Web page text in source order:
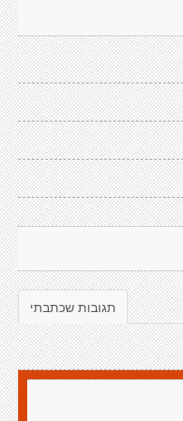
תגובות שכתבתי